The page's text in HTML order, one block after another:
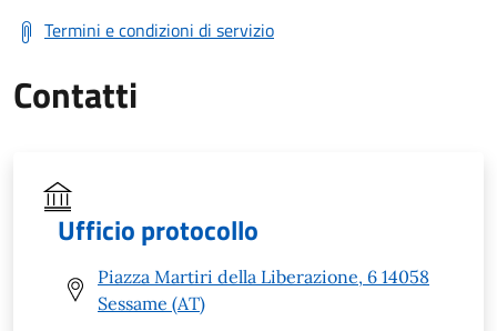
Termini e condizioni di servizio
Contatti
Ufficio protocollo
Piazza Martiri della Liberazione, 6 14058
Sessame (AT)